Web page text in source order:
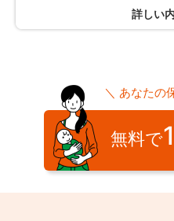
保険期間満了日の年齢が90
位で短縮して更新します。
終身がん保険への移行
保険期間満了日の2ヶ月
健康状態にかかわらず、
所定の終身がん保険に移
定期がん保険「au定期がん
18歳～70歳
保険期間
定期がん保険「au定期が
保険期間と同一
海外にお住まいの場合
し込みいただけません。
合があります。
申し込み日から30日以内
合、申し込みは取り消さ
申込日前または申込日か
と診断されていた場合、
なり、一時金や給付金は
詳しい
＼ あなたの
無料で